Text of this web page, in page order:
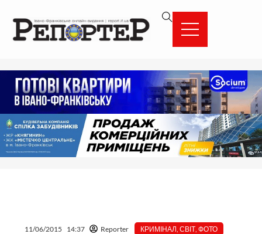
вмісту
11/06/2015 14:37 Reporter КРИМІНАЛ ,СВІТ ,ФОТО